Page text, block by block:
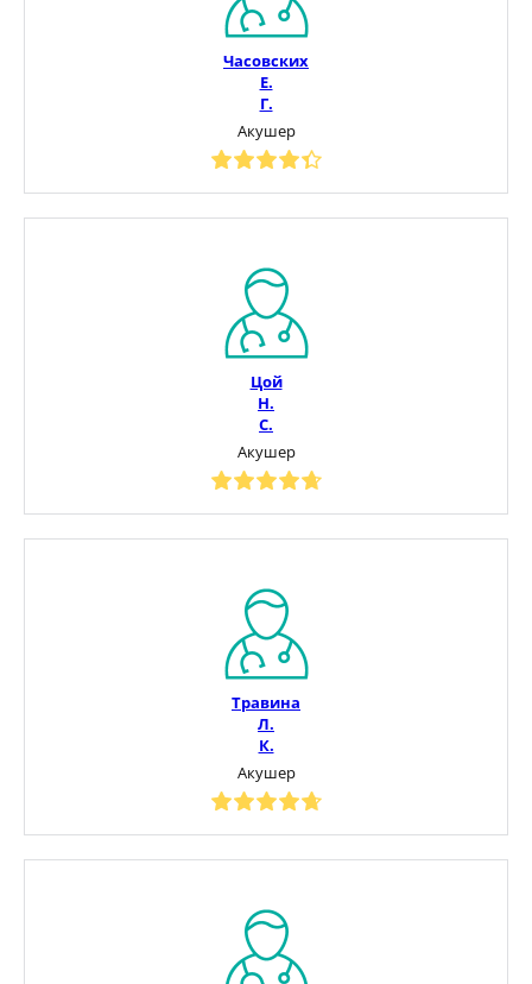
Часовских
Е.
Г.
Акушер
Цой
Н.
С.
Акушер
Травина
Л.
К.
Акушер